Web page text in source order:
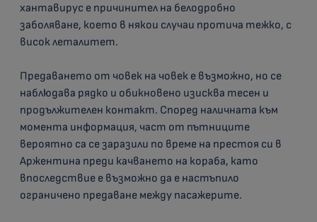
хантавирус е причинител на белодробно
заболяване, което в някои случаи протича тежко, с
висок леталитет.
Предаването от човек на човек е възможно, но се
наблюдава рядко и обикновено изисква тесен и
продължителен контакт. Според наличната към
момента информация, част от пътниците
вероятно са се заразили по време на престоя си в
Аржентина преди качването на кораба, като
впоследствие е възможно да е настъпило
ограничено предаване между пасажерите.